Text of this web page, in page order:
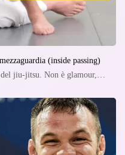
(inside passing)
jiu-jitsu. Non è glamour,…